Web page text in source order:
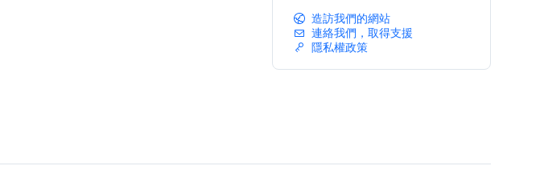
造訪我們的網站
連絡我們，取得支援
隱私權政策